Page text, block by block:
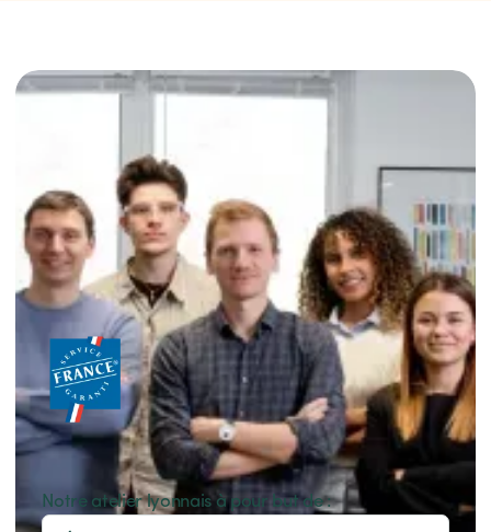
Notre atelier lyonnais à pour but de :